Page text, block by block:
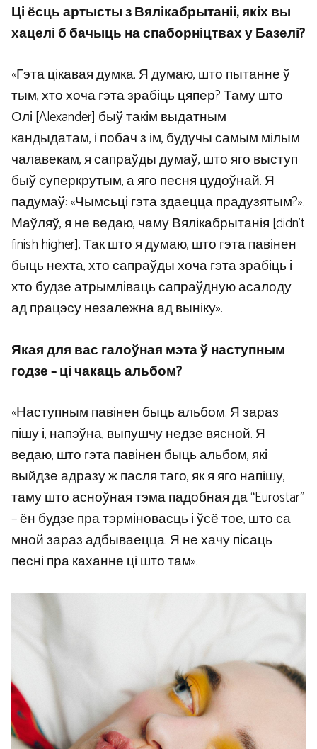
Ці ёсць артысты з Вялікабрытаніі, якіх вы
хацелі б бачыць на спаборніцтвах у Базелі?
«Гэта цікавая думка. Я думаю, што пытанне ў
тым, хто хоча гэта зрабіць цяпер? Таму што
Олі [Alexander] быў такім выдатным
кандыдатам, і побач з ім, будучы самым мілым
чалавекам, я сапраўды думаў, што яго выступ
быў суперкрутым, а яго песня цудоўнай. Я
падумаў: «Чымсьці гэта здаецца прадузятым?».
Маўляў, я не ведаю, чаму Вялікабрытанія [didn’t
finish higher]. Так што я думаю, што гэта павінен
быць нехта, хто сапраўды хоча гэта зрабіць і
хто будзе атрымліваць сапраўдную асалоду
ад працэсу незалежна ад выніку».
Якая для вас галоўная мэта ў наступным
годзе – ці чакаць альбом?
«Наступным павінен быць альбом. Я зараз
пішу і, напэўна, выпушчу недзе вясной. Я
ведаю, што гэта павінен быць альбом, які
выйдзе адразу ж пасля таго, як я яго напішу,
таму што асноўная тэма падобная да “Eurostar”
– ён будзе пра тэрміновасць і ўсё тое, што са
мной зараз адбываецца. Я не хачу пісаць
песні пра каханне ці што там».